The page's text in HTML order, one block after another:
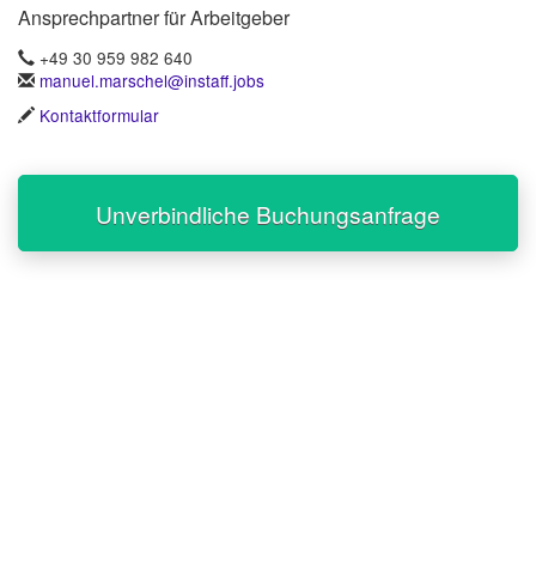
Ansprechpartner für Arbeitgeber
+49 30 959 982 640
manuel.marschel@instaff.jobs
Kontaktformular
Unverbindliche Buchungsanfrage